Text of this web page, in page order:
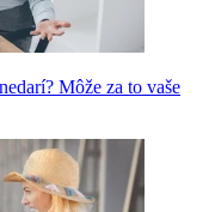
Môže za to vaše